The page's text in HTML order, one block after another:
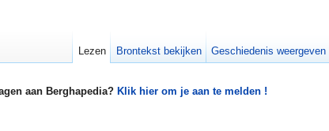
aan Berghapedia? Klik hier om je aan te melden !
Lezen Brontekst bekijken Geschiedenis weergeven